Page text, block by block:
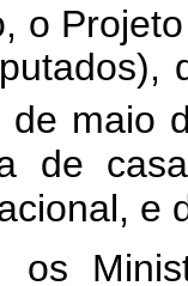
o
de maio
de
e